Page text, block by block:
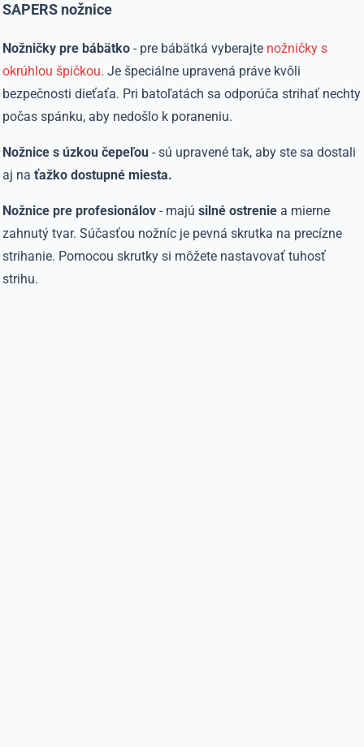
SAPERS nožnice
Nožničky pre bábätko - pre bábätká vyberajte nožničky s
okrúhlou špičkou. Je špeciálne upravená práve kvôli
bezpečnosti dieťaťa. Pri batoľatách sa odporúča strihať nechty
počas spánku, aby nedošlo k poraneniu.
Nožnice s úzkou čepeľou - sú upravené tak, aby ste sa dostali
aj naťažko dostupné miesta.
Nožnice pre profesionálov - majúsilné ostrenie a mierne
zahnutý tvar. Súčasťou nožníc je pevná skrutka na precízne
strihanie. Pomocou skrutky si môžete nastavovať tuhosť
strihu.